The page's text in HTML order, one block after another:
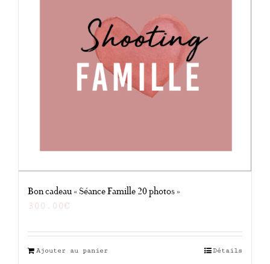
Bon cadeau « Séance Famille 20 photos »
300.00€
Ajouter au panier Détails